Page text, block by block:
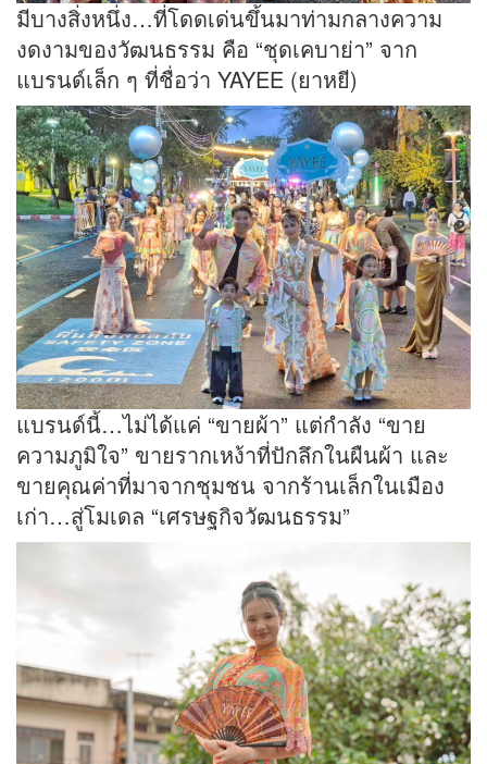
มีบางสิ่งหนึ่ง…ที่โดดเด่นขึ้นมาท่ามกลางความ
งดงามของวัฒนธรรม คือ “ชุดเคบาย่า” จาก
แบรนด์เล็ก ๆ ที่ชื่อว่า YAYEE (ยาหยี)
แบรนด์นี้…ไม่ได้แค่ “ขายผ้า” แต่กำลัง “ขาย
ความภูมิใจ” ขายรากเหง้าที่ปักลึกในผืนผ้า และ
ขายคุณค่าที่มาจากชุมชน จากร้านเล็กในเมือง
เก่า…สู่โมเดล “เศรษฐกิจวัฒนธรรม”